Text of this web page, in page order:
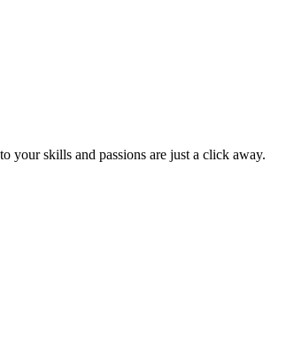
your skills and passions are just a click away.